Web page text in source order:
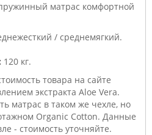
матрас комфортной
/ среднемягкий.
120 кг.
товара на сайте
экстракта Aloe Vera.
матрас в таком же чехле, но
Organic Cotton. Данные
- стоимость уточняйте.